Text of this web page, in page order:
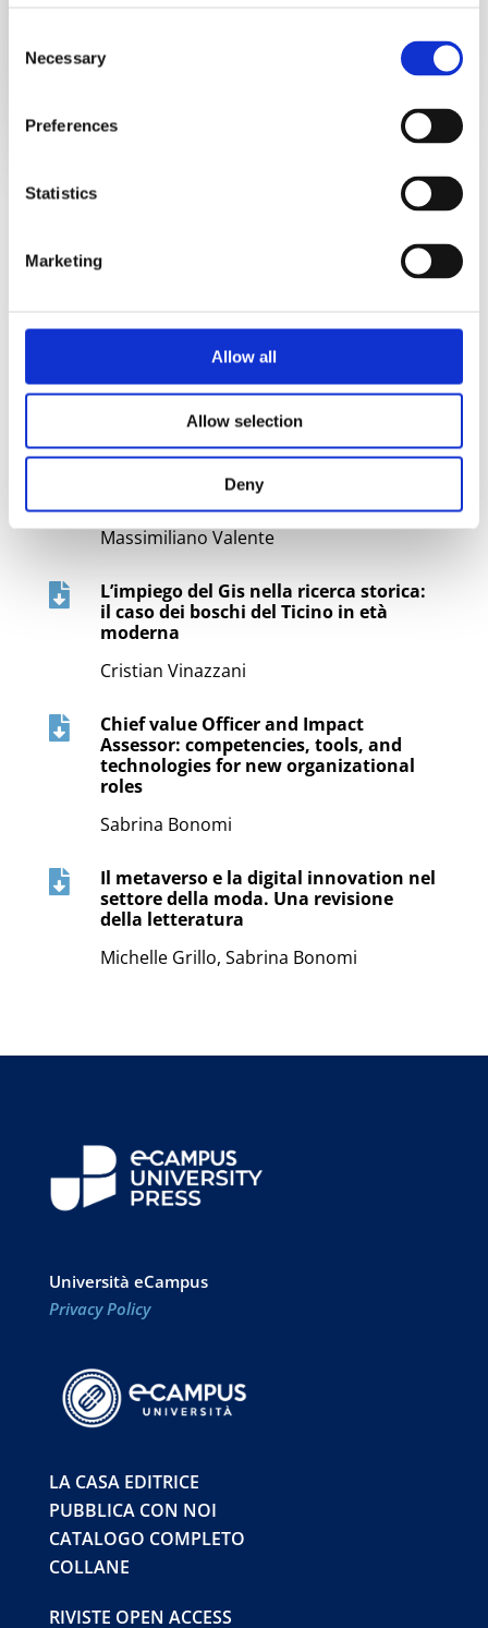
Selection
Necessary
Preferences
Statistics
Marketing
Allow all
Allow selection
Deny

La pubblicazione on-line della serie
Segreteria di Stato, Sezione per i
rapporti con gli Stati e le
Organizzazioni internazionali
Massimiliano Valente

L’impiego del Gis nella ricerca storica:
il caso dei boschi del Ticino in età
moderna
Cristian Vinazzani

Chief value Officer and Impact
Assessor: competencies, tools, and
technologies for new organizational
roles
Sabrina Bonomi

Il metaverso e la digital innovation nel
settore della moda. Una revisione
della letteratura
Michelle Grillo, Sabrina Bonomi
Università eCampus
Privacy Policy
LA CASA EDITRICE
PUBBLICA CON NOI
CATALOGO COMPLETO
COLLANE
RIVISTE OPEN ACCESS